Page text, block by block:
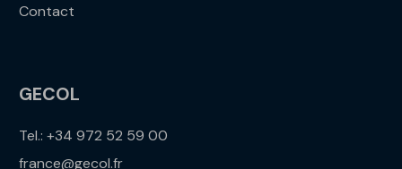
Contact
GECOL
Tel.: +34 972 52 59 00
france@gecol.fr